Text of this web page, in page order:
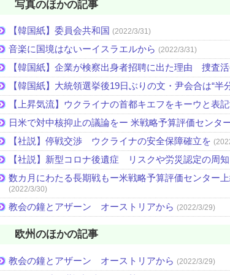
写真のほかの記事
【韓国紙】委員会共和国 (2022/3/31)
音楽に国境はないーイスラエルから (2022/3/31)
【韓国紙】企業が検察出身者招聘に出た理由 捜査
【韓国紙】大統領選挙後19日ぶりの文・尹会合は“半
【上昇気流】ウクライナの首都キエフをキーウと表
日米で対中核抑止の議論をー 米戦略予算評価センタ
【社説】停戦交渉 ウクライナの安全保障確立を
【社説】新型コロナ後遺症 リスクや労災認定の周
数カ月にわたる長期戦もー米戦略予算評価センター
(2022/3/30)
教会の鐘とアザーン オーストリアから (2022/3/29)
欧州のほかの記事
教会の鐘とアザーン オーストリアから (2022/3/29)